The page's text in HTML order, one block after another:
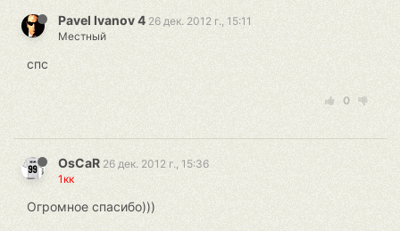
Pavel Ivanov 4 26 дек. 2012 г., 15:11
Местный
спс
0
OsCaR 26 дек. 2012 г., 15:36
1кк
Огромное спасибо)))